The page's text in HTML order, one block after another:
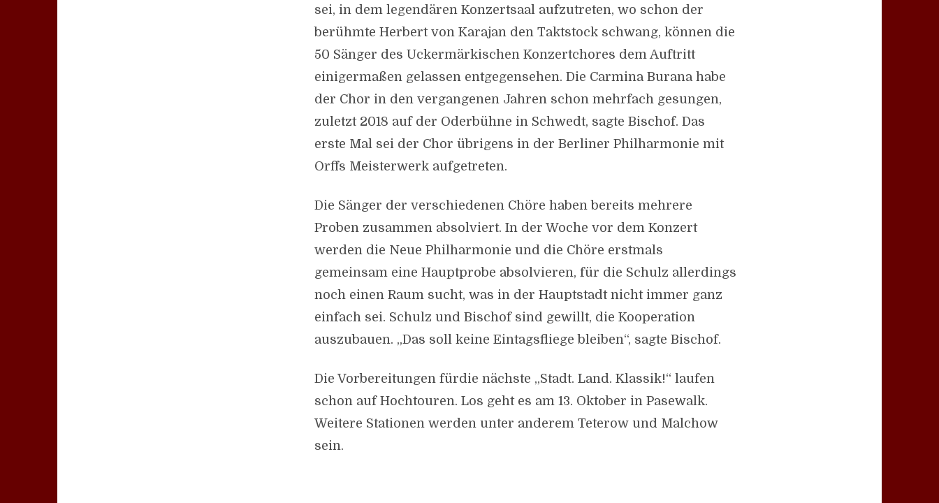
sei, in dem legendären Konzertsaal aufzutreten, wo schon der
berühmte Herbert von Karajan den Taktstock schwang, können die
50 Sänger des Uckermärkischen Konzertchores dem Auftritt
einigermaßen gelassen entgegensehen. Die Carmina Burana habe
der Chor in den vergangenen Jahren schon mehrfach gesungen,
zuletzt 2018 auf der Oderbühne in Schwedt, sagte Bischof. Das
erste Mal sei der Chor übrigens in der Berliner Philharmonie mit
Orffs Meisterwerk aufgetreten.
Die Sänger der verschiedenen Chöre haben bereits mehrere
Proben zusammen absolviert. In der Woche vor dem Konzert
werden die Neue Philharmonie und die Chöre erstmals
gemeinsam eine Hauptprobe absolvieren, für die Schulz allerdings
noch einen Raum sucht, was in der Hauptstadt nicht immer ganz
einfach sei. Schulz und Bischof sind gewillt, die Kooperation
auszubauen. „Das soll keine Eintagsfliege bleiben“, sagte Bischof.
Die Vorbereitungen fürdie nächste „Stadt. Land. Klassik!“ laufen
schon auf Hochtouren. Los geht es am 13. Oktober in Pasewalk.
Weitere Stationen werden unter anderem Teterow und Malchow
sein.